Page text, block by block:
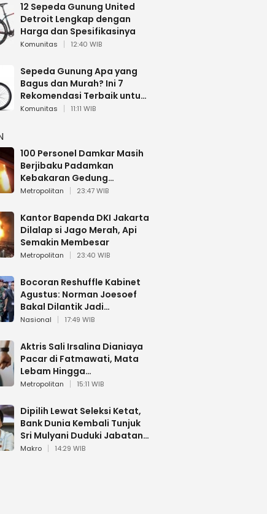
12 Sepeda Gunung United
Detroit Lengkap dengan
Harga dan Spesifikasinya
Komunitas 12:40 WIB
Sepeda Gunung Apa yang
Bagus dan Murah? Ini 7
Rekomendasi Terbaik untuk
Pemula
Komunitas 11:11 WIB
100 Personel Damkar Masih
Berjibaku Padamkan
Kebakaran Gedung
Bapenda DKI
Metropolitan 23:47 WIB
Kantor Bapenda DKI Jakarta
Dilalap si Jago Merah, Api
Semakin Membesar
Metropolitan 23:40 WIB
Bocoran Reshuffle Kabinet
Agustus: Norman Joesoef
Bakal Dilantik Jadi
Wamenhan RI
Nasional 17:49 WIB
Aktris Sali Irsalina Dianiaya
Pacar di Fatmawati, Mata
Lebam Hingga
Diselamatkan Polantas
Metropolitan 15:11 WIB
Dipilih Lewat Seleksi Ketat,
Bank Dunia Kembali Tunjuk
Sri Mulyani Duduki Jabatan
Strategis
Makro 14:29 WIB